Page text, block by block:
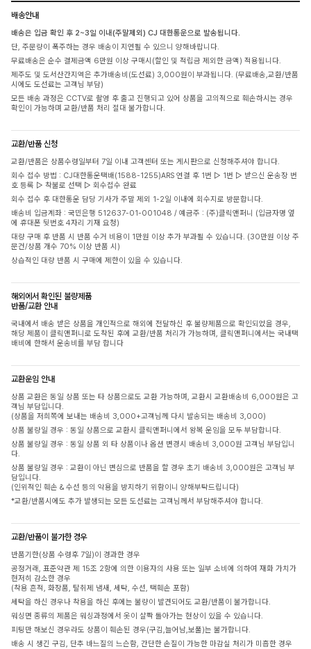
배송안내
배송은 입금 확인 후 2~3일 이내(주말제외) CJ 대한통운으로 발송됩니다.
단, 주문량이 폭주하는 경우 배송이 지연될 수 있으니 양해바랍니다.
무료배송은 순수 결제금액 6만원 이상 구매시(할인 및 적립금 제외한 금액) 적용됩니다.
제주도 및 도서산간지역은 추가배송비(도선료) 3,000원이 부과됩니다. (무료배송,교환/반품
시에도 도선료는 고객님 부담)
모든 배송 과정은 CCTV로 촬영 후 출고 진행되고 있어 상품을 고의적으로 훼손하시는 경우
확인이 가능하며 교환/반품 처리 절대 불가합니다.
교환/반품 신청
교환/반품은 상품수령일부터 7일 이내 고객센터 또는 게시판으로 신청해주셔야 합니다.
회수 접수 방법 : CJ대한통운택배(1588-1255)ARS 연결 후 1번 ▷ 1번 ▷ 받으신 운송장 번
호 등록 ▷ 착불로 선택 ▷ 회수접수 완료
회수 접수 후 대한통운 담당 기사가 주말 제외 1-2일 이내에 회수지로 방문합니다.
배송비 입금계좌 : 국민은행 512637-01-001048 / 예금주 : (주)클릭앤퍼니 (입금자명 옆
에 휴대폰 뒷번호 4자리 기재 요청)
대량 구매 후 반품 시 반품 수거 비용이 1만원 이상 추가 부과될 수 있습니다. (30만원 이상 주
문건/상품 개수 70% 이상 반품 시)
상습적인 대량 반품 시 구매에 제한이 있을 수 있습니다.
해외에서 확인된 불량제품
반품/교환 안내
국내에서 배송 받은 상품을 개인적으로 해외에 전달하신 후 불량제품으로 확인되었을 경우,
해당 제품이 클릭앤퍼니로 도착된 후에 교환/반품 처리가 가능하며, 클릭앤퍼니에서는 국내택
배비에 한해서 운송비를 부담 합니다
교환운임 안내
상품 교환은 동일 상품 또는 타 상품으로도 교환 가능하며, 교환시 교환배송비 6,000원은 고
객님 부담입니다.
(상품을 저희쪽에 보내는 배송비 3,000+고객님께 다시 발송되는 배송비 3,000)
상품 불량일 경우 : 동일 상품으로 교환시 클릭앤퍼니에서 왕복 운임을 모두 부담합니다.
상품 불량일 경우 : 동일 상품 외 타 상품이나 옵션 변경시 배송비 3,000원 고객님 부담입니
다.
상품 불량일 경우 : 교환이 아닌 변심으로 반품을 할 경우 초기 배송비 3,000원은 고객님 부
담입니다.
(인위적인 훼손 & 수선 등의 악용을 방지하기 위함이니 양해부탁드립니다)
*교환/반품시에도 추가 발생되는 모든 도선료는 고객님께서 부담해주셔야 합니다.
교환/반품이 불가한 경우
반품기한(상품 수령후 7일)이 경과한 경우
공정거래, 표준약관 제 15조 2항에 의한 이용자의 사용 또는 일부 소비에 의하여 재화 가치가
현저히 감소한 경우
(착용 흔적, 화장품, 탈취제 냄새, 세탁, 수선, 택훼손 포함)
세탁을 하신 경우나 착용을 하신 후에는 불량이 발견되어도 교환/반품이 불가합니다.
워싱면 종류의 제품은 워싱과정에서 옷이 살짝 돌아가는 현상이 있을 수 있습니다.
피팅만 해보신 경우라도 상품이 훼손된 경우(구김,늘어남,보풀)는 불가합니다.
배송 시 생긴 구김, 단추 바느질의 느슨함, 간단한 손질이 가능한 마감실 처리가 미흡한 경우